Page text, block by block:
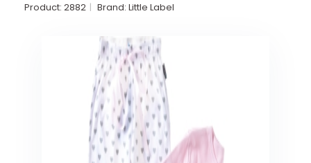
In de box
Boxmatrassen en hoeslakens
Veiligheid in en om huis
Product: 2882 Brand: Little Label